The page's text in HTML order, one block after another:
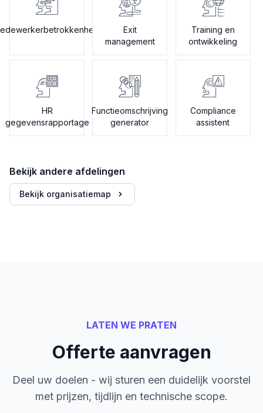
Exit
management
Training en
ontwikkeling
HR
gegevensrapportage
Functieomschrijving
generator
Compliance
assistent
Bekijk andere afdelingen
Bekijk organisatiemap
LATEN WE PRATEN
Offerte aanvragen
Deel uw doelen - wij sturen een duidelijk voorstel
met prijzen, tijdlijn en technische scope.